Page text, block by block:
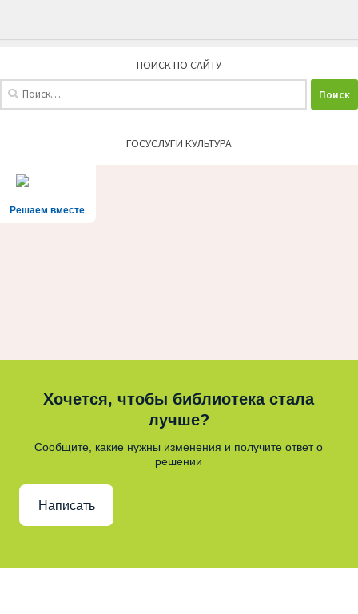
ПОИСК ПО САЙТУ
ГОСУСЛУГИ КУЛЬТУРА
Решаем вместе
Хочется, чтобы библиотека стала
лучше?
Сообщите, какие нужны изменения и получите ответ о
решении
Написать